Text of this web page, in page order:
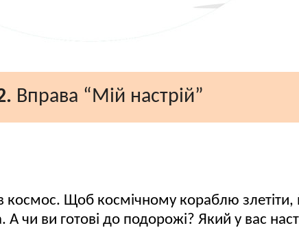
Вправа “Мій настрій”
Щоб космічному кораблю злетіти,
чи ви готові до подорожі? Який у вас